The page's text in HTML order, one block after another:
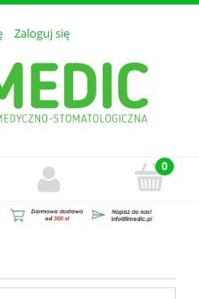
Zaloguj się